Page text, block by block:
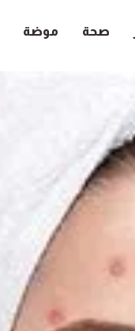
صحة موضة